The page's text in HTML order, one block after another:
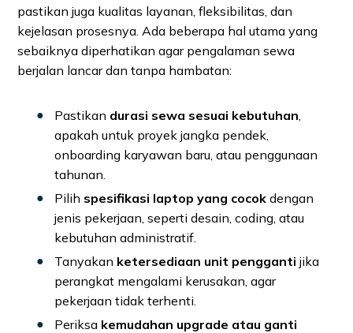
pastikan juga kualitas layanan, fleksibilitas, dan
kejelasan prosesnya. Ada beberapa hal utama yang
sebaiknya diperhatikan agar pengalaman sewa
berjalan lancar dan tanpa hambatan:
Pastikan durasi sewa sesuai kebutuhan
apakah untuk proyek jangka pendek,
onboarding karyawan baru, atau penggunaan
tahunan.
Pilih spesifikasi laptop yang cocok dengan
jenis pekerjaan, seperti desain, coding, atau
kebutuhan administratif.
Tanyakan ketersediaan unit pengganti jika
perangkat mengalami kerusakan, agar
pekerjaan tidak terhenti.
Periksa kemudahan upgrade atau ganti